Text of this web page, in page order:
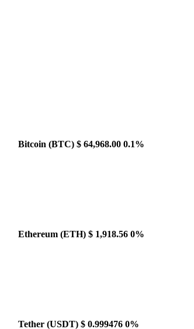
Bitcoin (BTC) $ 64,968.00 0.1%
Ethereum (ETH) $ 1,918.56 0%
Tether (USDT) $ 0.999476 0%